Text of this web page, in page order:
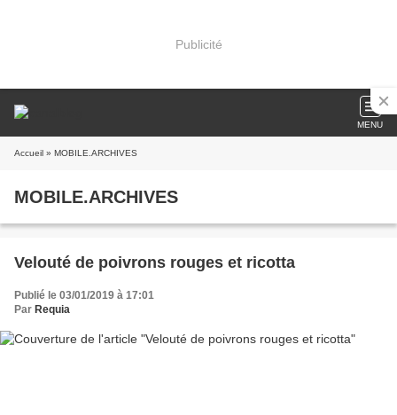
Publicité
MENU
Accueil » MOBILE.ARCHIVES
MOBILE.ARCHIVES
Velouté de poivrons rouges et ricotta
Publié le 03/01/2019 à 17:01
Par Requia